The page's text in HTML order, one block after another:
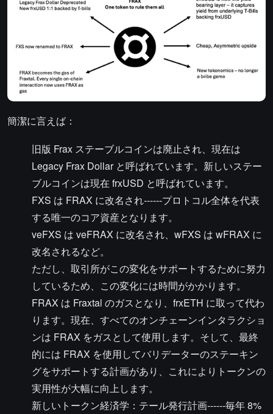
簡潔に言えば：
旧版 Frax ステーブルコインは廃止され、現在は
Legacy Frax Dollar と呼ばれています。新しいステー
ブルコインは現在 frxUSD と呼ばれています。
FXS は FRAX に改名され------プロトコル全体を代表
する唯一のコア資産となります。
veFXS は veFRAX に改名され、wFXS は wFRAX に
改名されるなど。
ただし、取引所がこの変化をサポートするために努力
しているため、この変化には時間がかかります。
FRAX は Fraxtal のガスとなり、frxETH に取って代わ
ります。現在、すべてのオンチェーンインタラクショ
ンは FRAX をガスとして使用します。そして、最終
的には FRAX を使用してバリデーターのステーキン
グをサポートする計画があり、これによりトークンの
実用性が大幅に向上します。
新しいトークン経済学：テール発行計画------毎年 8%